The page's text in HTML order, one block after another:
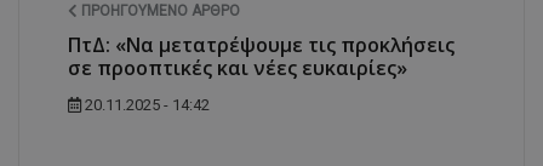
ΠΡΟΗΓΟΎΜΕΝΟ ΆΡΘΡΟ
ΠτΔ: «Να μετατρέψουμε τις προκλήσεις
σε προοπτικές και νέες ευκαιρίες»
20.11.2025 - 14:42